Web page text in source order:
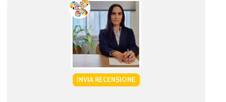
INVIA RECENSIONE